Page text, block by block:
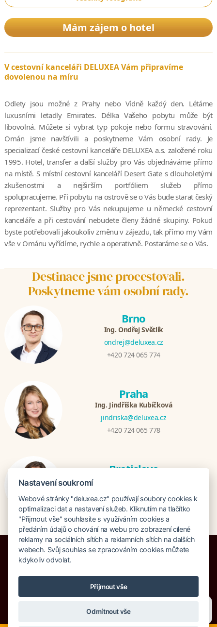
Mám zájem o hotel
V cestovní kanceláři DELUXEA Vám připravíme
dovolenou na míru
Odlety jsou možné z Prahy nebo Vídně každý den. Létáme
luxusními letadly Emirates. Délka Vašeho pobytu může být
libovolná. Můžete si vybrat typ pokoje nebo formu stravování.
Omán jsme navštívili a poskytneme Vám osobní rady. Je
specializací české cestovní kanceláře DELUXEA a.s. založené roku
1995. Hotel, transfer a další služby pro Vás objednáváme přímo
na místě. S místní cestovní kanceláří Desert Gate s dlouholetými
zkušenostmi a nejširším portfóliem služeb přímo
spolupracujeme. Při pobytu na ostrově se o Vás bude starat český
reprezentant. Služby pro Vás nekupujeme u německé cestovní
kanceláře a při cestování nebudete členy žádné skupiny. Pokud
byste potřebovali jakoukoliv změnu v zájezdu, tak přímo my Vám
vše v Ománu vyřídíme, rychle a operativně. Postaráme se o Vás.
Destinace jsme procestovali.
Poskytneme vám osobní rady.
Brno
Ing. Ondřej Světlík
ondrej@deluxea.cz
+420 724 065 774
Praha
Ing. Jindřiška Kubíčková
jindriska@deluxea.cz
+420 724 065 778
Bratislava
+421 948 759 074
Pojištění proti úpadku 125 000 000 Kč
Nastavení soukromí
Webové stránky "deluxea.cz" používají soubory cookies k
optimalizaci dat a nastavení služeb. Kliknutím na tlačítko
"Přijmout vše" souhlasíte s využíváním cookies a
předáním údajů o chování na webu pro zobrazení cílené
reklamy na sociálních sítích a reklamních sítích na dalších
webech. Svůj souhlas se zpracováním cookies můžete
kdykoliv odvolat.
Přijmout vše
Odmítnout vše
Chettyho.